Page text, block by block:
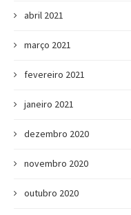
abril 2021
março 2021
fevereiro 2021
janeiro 2021
dezembro 2020
novembro 2020
outubro 2020